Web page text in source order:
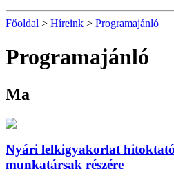
Főoldal > Híreink > Programajánló
Programajánló
Ma
Nyári lelkigyakorlat
munkatársak részére